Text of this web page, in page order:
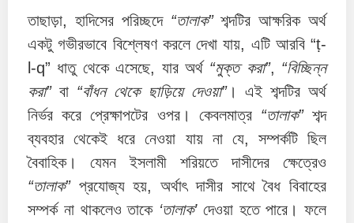
তাছাড়া, হাদিসের পরিচ্ছদে “তালাক”শব্দটির আক্ষরিক অর্থ
একটু গভীরভাবে বিশ্লেষণ করলে দেখা যায়, এটি আরবি “ṭ-
l-q” ধাতু থেকে এসেছে, যার অর্থ “মুক্ত করা”, “বিচ্ছিন্ন
করা”বা “বাঁধন থেকে ছাড়িয়ে দেওয়া”। এই শব্দটির অর্থ
নির্ভর করে প্রেক্ষাপটের ওপর। কেবলমাত্র “তালাক”শব্দ
ব্যবহার থেকেই ধরে নেওয়া যায় না যে, সম্পর্কটি ছিল
বৈবাহিক। যেমন ইসলামী শরিয়তে দাসীদের ক্ষেত্রেও
“তালাক”প্রযোজ্য হয়, অর্থাৎ দাসীর সাথে বৈধ বিবাহের
সম্পর্ক না থাকলেও তাকে ‘তালাক’দেওয়া হতে পারে। ফলে